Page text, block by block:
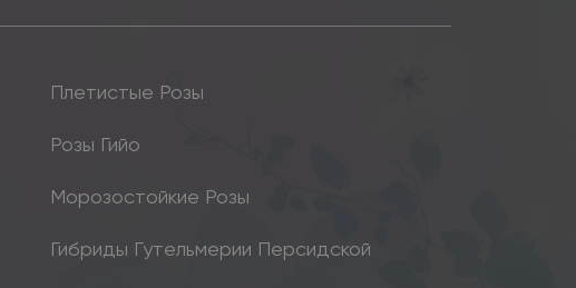
Плетистые Розы
Розы Гийо
Морозостойкие Розы
Гибриды Гутельмерии Персидской